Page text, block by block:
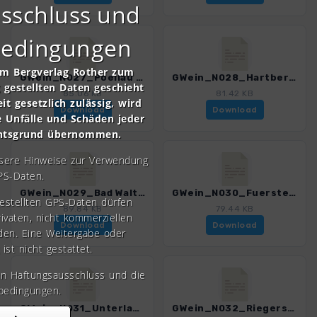
GWein_N027_Poellau - Hartberg_4550_1.gpx
85.06 KB
Download
GWein_N028_Hartberg - Bad Waltersdorf_4550_1.gpx
81.42 KB
Download
GWein_N029_Bad Waltersdorf - Fuerstenfeld_4550_1.gpx
89.84 KB
Download
GWein_N030_Fuerstenfeld - Unterlamm_4550_1.gpx
79.44 KB
Download
GWein_N031_Unterlamm - Riegersburg_4550_1.gpx GWein_N032_Riegersburg - Fehring_4550_1.gpx
und
Bergverlag Rother zum
Daten geschieht
gesetzlich zulässig, wird
und Schäden jeder
übernommen.
Hinweise zur Verwendung
Daten.
GPS-Daten dürfen
nicht kommerziellen
Eine Weitergabe oder
ist nicht gestattet.
Haftungsausschluss und die